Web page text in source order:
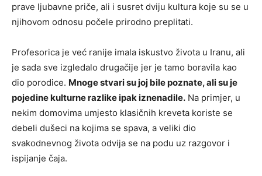
prave ljubavne priče, ali i susret dviju kultura koje su se u
njihovom odnosu počele prirodno preplitati.
Profesorica je već ranije imala iskustvo života u Iranu, ali
je sada sve izgledalo drugačije jer je tamo boravila kao
dio porodice. Mnoge stvari su joj bile poznate, ali su je
pojedine kulturne razlike ipak iznenadile. Na primjer, u
nekim domovima umjesto klasičnih kreveta koriste se
debeli dušeci na kojima se spava, a veliki dio
svakodnevnog života odvija se na podu uz razgovor i
ispijanje čaja.